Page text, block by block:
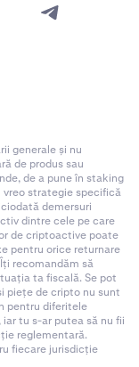
generale și nu
de produs sau
de a pune în staking
vreo strategie specifică
demersuri
dintre cele pe care
de criptoactive poate
pentru orice returnare
recomandăm să
ta fiscală. Se pot
piețe de cripto nu sunt
pentru diferitele
tu s-ar putea să nu fii
reglementară.
fiecare jurisdicție